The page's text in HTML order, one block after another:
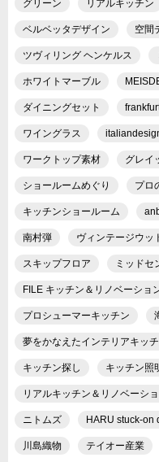
グリーン リアルキッチン
ベルベッタデザイン 空間
ツヴィリング ヘンケルス
ホワイトマーブル
ダイニングセット
ワイングラス
ワークトップ素材 グレイ
ショールームめぐり プロ
キッチンショールーム
南村弾 ヴィンテージウッ
スキップフロア ミッドセ
FILE キッチン＆リノベーショ
プロシューマーキッチン
夢をかなえたインテリアキッ
キッチン探し キッチン照
リアルキッチン＆リノベーシ
ニトムズ HARU stuck-on
川島織物 テイオー産業